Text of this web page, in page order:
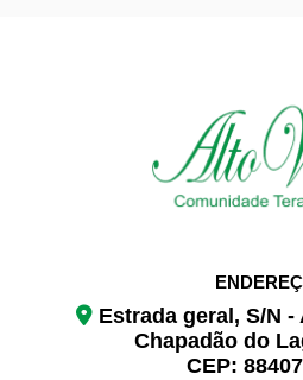
Estrada geral, S/N
Chapadão do
CEP: